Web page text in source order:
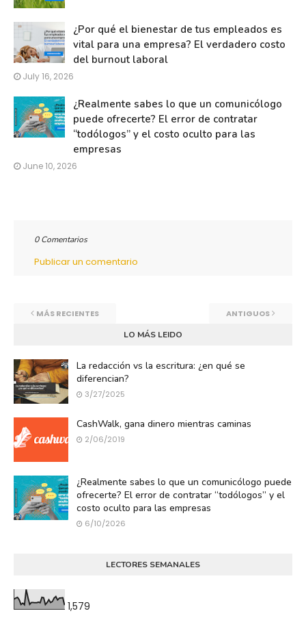
¿Por qué el bienestar de tus empleados es
vital para una empresa? El verdadero costo
del burnout laboral
July 16, 2026
¿Realmente sabes lo que un comunicólogo
puede ofrecerte? El error de contratar
“todólogos” y el costo oculto para las
empresas
June 10, 2026
0 Comentarios
Publicar un comentario
MÁS RECIENTES
ANTIGUOS
LO MÁS LEIDO
La redacción vs la escritura: ¿en qué se
diferencian?
3/27/2025
CashWalk, gana dinero mientras caminas
2/06/2019
¿Realmente sabes lo que un comunicólogo puede
ofrecerte? El error de contratar “todólogos” y el
costo oculto para las empresas
6/10/2026
LECTORES SEMANALES
1,579